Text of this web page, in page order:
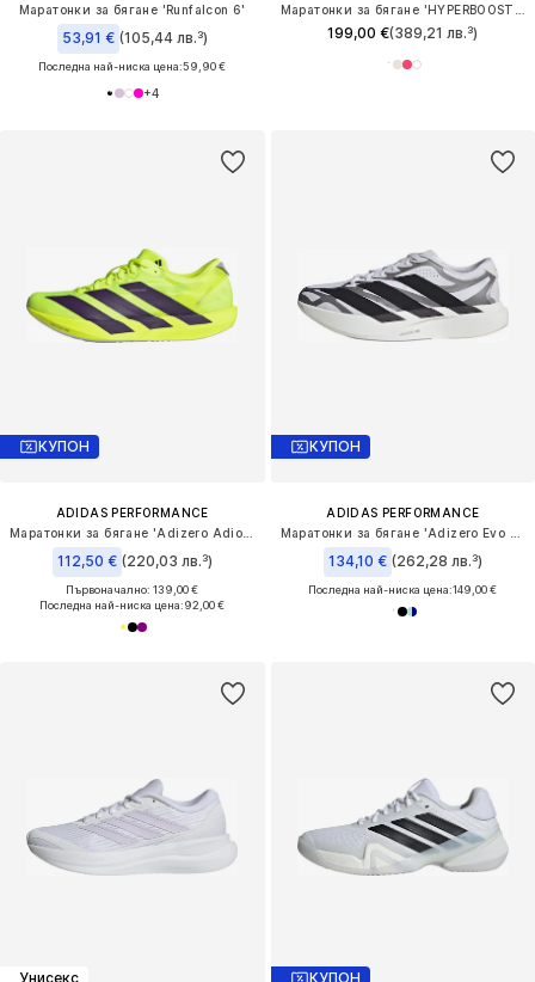
Маратонки за бягане 'Runfalcon 6'
53,91 € (105,44 лв.³)
Последна най-ниска цена:59,90 €
+4
199,00 €(389,21 лв.³)
КУПОН
ADIDAS PERFORMANCE
112,50 € (220,03 лв.³)
Първоначално: 139,00 €
Последна най-ниска цена:92,00 €
КУПОН
ADIDAS PERFORMANCE
134,10 € (262,28 лв.³)
Последна най-ниска цена:149,00 €
Унисекс КУПОН